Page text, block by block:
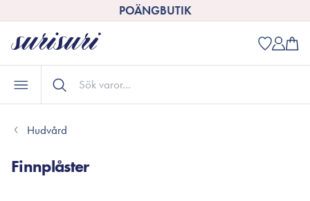
POÄNGBUTIK
Hudvård
Finnplåster